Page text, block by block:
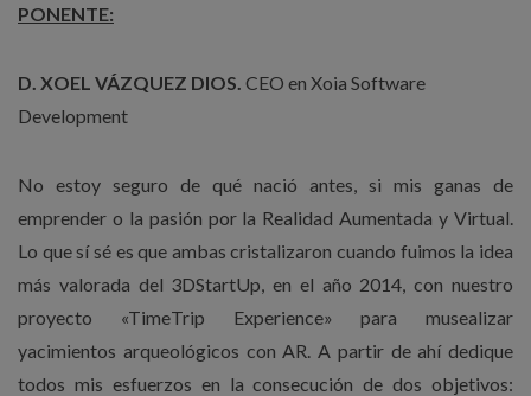
PONENTE:
D. XOEL VÁZQUEZ DIOS. CEO en Xoia Software
Development
No estoy seguro de qué nació antes, si mis ganas de
emprender o la pasión por la Realidad Aumentada y Virtual.
Lo que sí sé es que ambas cristalizaron cuando fuimos la idea
más valorada del 3DStartUp, en el año 2014, con nuestro
proyecto «TimeTrip Experience» para musealizar
yacimientos arqueológicos con AR. A partir de ahí dedique
todos mis esfuerzos en la consecución de dos objetivos: